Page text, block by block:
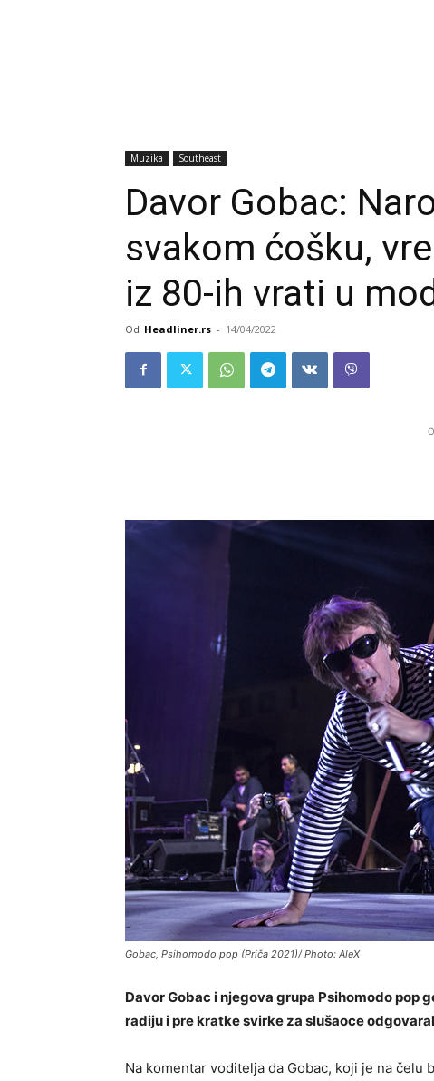
Muzika Southeast
Davor Gobac:
svakom ćošku,
iz 80-ih vrati u
Od Headliner.rs - 14/04/2022
Gobac, Psihomodo pop (Priča 2021)/ Photo: AleX
Davor Gobac i njegova grupa Psihomodo pop
radiju i pre kratke svirke za slušaoce
Na komentar voditelja da Gobac, koji je na